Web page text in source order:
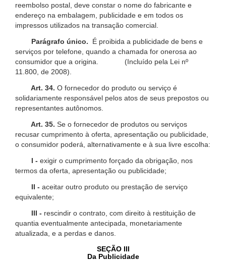
reembolso postal, deve constar o nome do fabricante e
endereço na embalagem, publicidade e em todos os
impressos utilizados na transação comercial.
Parágrafo único.
É proibida a publicidade de bens e
serviços por telefone, quando a chamada for onerosa ao
consumidor que a origina. (Incluído pela Lei nº
11.800, de 2008).
Art. 34. O fornecedor do produto ou serviço é
solidariamente responsável pelos atos de seus prepostos ou
representantes autônomos.
Art. 35. Se o fornecedor de produtos ou serviços
recusar cumprimento à oferta, apresentação ou publicidade,
o consumidor poderá, alternativamente e à sua livre escolha:
I - exigir o cumprimento forçado da obrigação, nos
termos da oferta, apresentação ou publicidade;
II - aceitar outro produto ou prestação de serviço
equivalente;
III - rescindir o contrato, com direito à restituição de
quantia eventualmente antecipada, monetariamente
atualizada, e a perdas e danos.
SEÇÃO III
Da Publicidade